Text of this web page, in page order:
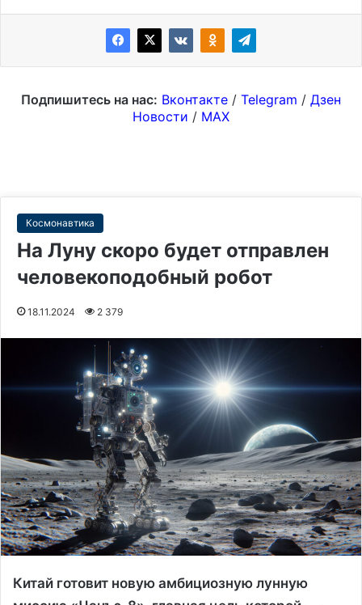
Подпишитесь на нас: Вконтакте / Telegram / Дзен
Новости / MAX